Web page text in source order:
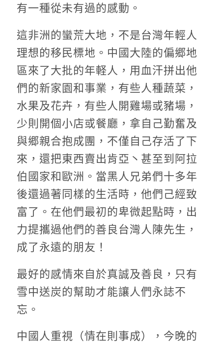
有一種從未有過的感動。
這非洲的蠻荒大地，不是台灣年輕人
理想的移民標地。中國大陸的偏郷地
區來了大批的年軽人，用血汗拼出他
們的新家園和事業，有些人種蔬菜，
水果及花卉，有些人開雞場或豬場，
少則開個小店或餐廳，拿自己勤奮及
與郷親合抱成團，不僅自己存活了下
來，還把東西賣出肯亞丶甚至到阿拉
伯國家和歐洲。當黑人兄弟們十多年
後還過著同樣的生活時，他們己經致
富了。在他們最初的卑微起點時，出
力提攜過他們的善良台灣人陳先生，
成了永遠的朋友！
最好的感情來自於真誠及善良，只有
雪中送炭的幫助才能讓人們永誌不
忘。
中國人重視（情在則事成），今晚的